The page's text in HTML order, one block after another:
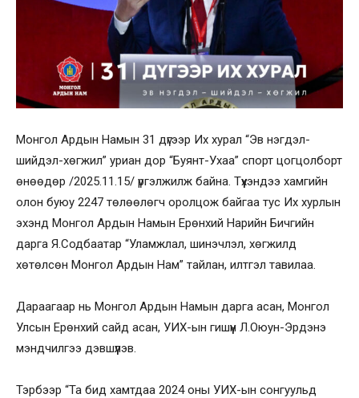
Монгол Ардын Намын 31 дүгээр Их хурал “Эв нэгдэл-
шийдэл-хөгжил” уриан дор “Буянт-Ухаа” спорт цогцолборт
өнөөдөр /2025.11.15/ үргэлжилж байна. Түүхэндээ хамгийн
олон буюу 2247 төлөөлөгч оролцож байгаа тус Их хурлын
эхэнд Монгол Ардын Намын Ерөнхий Нарийн Бичгийн
дарга Я.Содбаатар “Уламжлал, шинэчлэл, хөгжилд
хөтөлсөн Монгол Ардын Нам” тайлан, илтгэл тавилаа.
Дараагаар нь Монгол Ардын Намын дарга асан, Монгол
Улсын Ерөнхий сайд асан, УИХ-ын гишүүн Л.Оюун-Эрдэнэ
мэндчилгээ дэвшүүлэв.
Тэрбээр “Та бид хамтдаа 2024 оны УИХ-ын сонгуульд